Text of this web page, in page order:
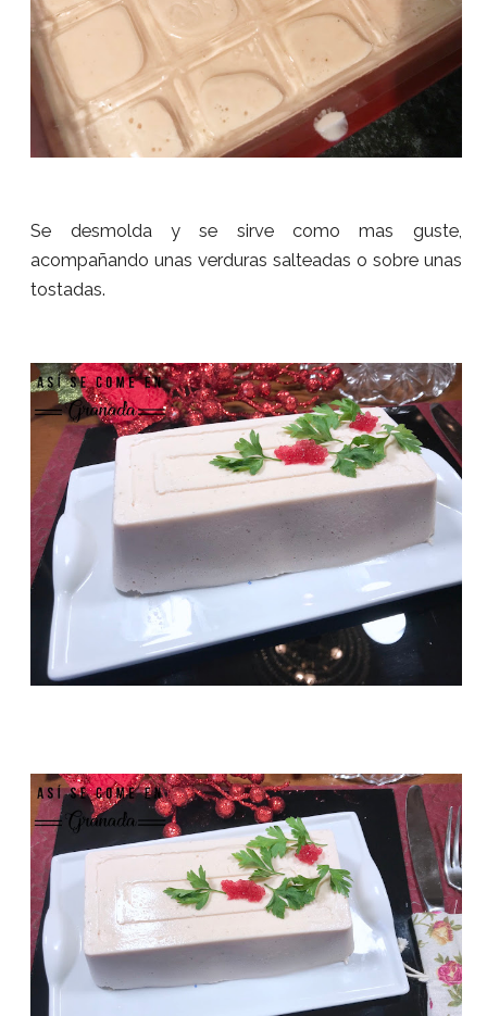
Se desmolda y se sirve como mas guste,
acompañando unas verduras salteadas o sobre unas
tostadas.